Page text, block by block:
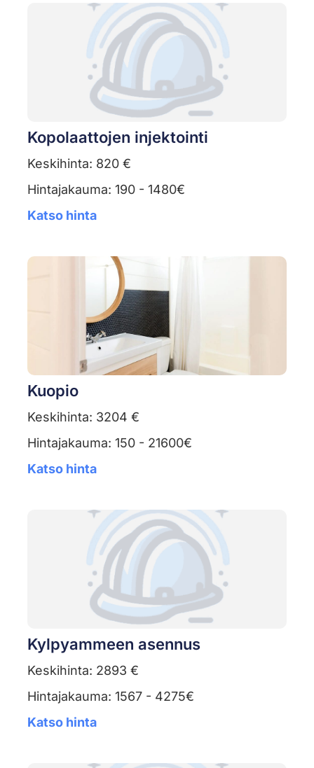
Kopolaattojen injektointi
Keskihinta: 820 €
Hintajakauma: 190 - 1480€
Katso hinta
Kuopio
Keskihinta: 3204 €
Hintajakauma: 150 - 21600€
Katso hinta
Kylpyammeen asennus
Keskihinta: 2893 €
Hintajakauma: 1567 - 4275€
Katso hinta